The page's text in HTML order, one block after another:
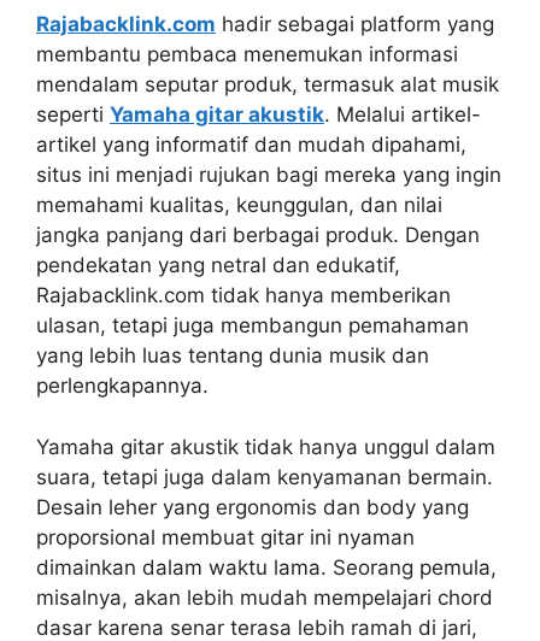
Rajabacklink.com hadir sebagai platform yang
membantu pembaca menemukan informasi
mendalam seputar produk, termasuk alat musik
seperti Yamaha gitar akustik. Melalui artikel-
artikel yang informatif dan mudah dipahami,
situs ini menjadi rujukan bagi mereka yang ingin
memahami kualitas, keunggulan, dan nilai
jangka panjang dari berbagai produk. Dengan
pendekatan yang netral dan edukatif,
Rajabacklink.com tidak hanya memberikan
ulasan, tetapi juga membangun pemahaman
yang lebih luas tentang dunia musik dan
perlengkapannya.
Yamaha gitar akustik tidak hanya unggul dalam
suara, tetapi juga dalam kenyamanan bermain.
Desain leher yang ergonomis dan body yang
proporsional membuat gitar ini nyaman
dimainkan dalam waktu lama. Seorang pemula,
misalnya, akan lebih mudah mempelajari chord
dasar karena senar terasa lebih ramah di jari,